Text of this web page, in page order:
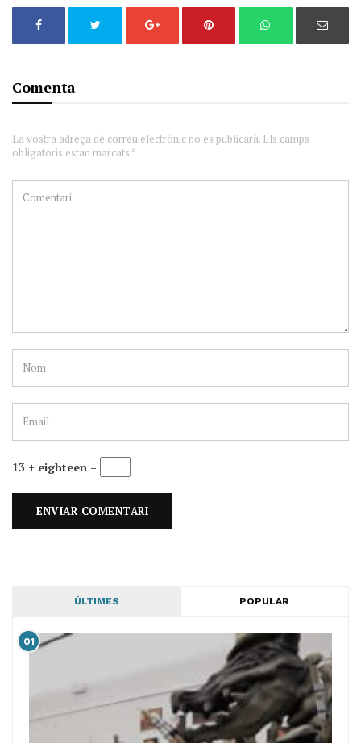
Comenta
La vostra adreça de correu electrònic no es publicarà. Els camps
obligatoris estan marcats *
13 + eighteen =
ÚLTIMES POPULAR
01